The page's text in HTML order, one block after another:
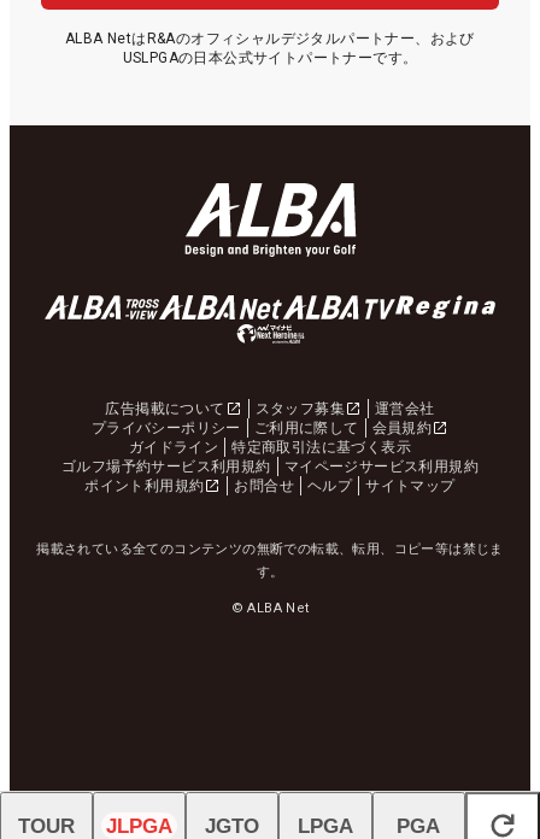
ALBA NetはR&Aのオフィシャルデジタルパートナー、および
USLPGAの日本公式サイトパートナーです。
広告掲載について スタッフ募集
運営会社
プライバシーポリシー
ご利用に際して
会員規約
ガイドライン
特定商取引法に基づく表示
ゴルフ場予約サービス利用規約
マイページサービス利用規約
ポイント利用規約
お問合せ ヘルプ サイトマップ
掲載されている全てのコンテンツの無断での転載、転用、コピー等は禁じま
す。
© ALBA Net
閉じる
TOUR JLPGA JGTO LPGA PGA